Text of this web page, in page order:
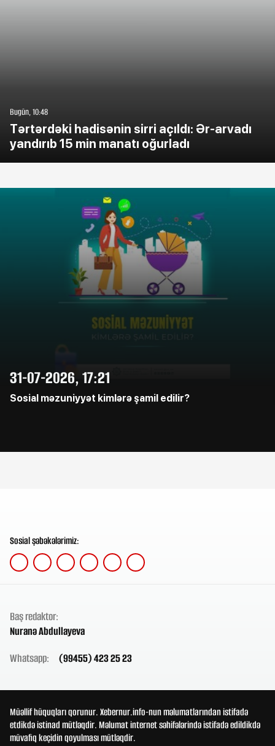
Bugün, 10:48
Tərtərdəki hadisənin sirri açıldı: Ər-arvadı
yandırıb 15 min manatı oğurladı
31-07-2026, 17:21
Sosial məzuniyyət kimlərə şamil edilir?
Sosial şəbəkələrimiz:
Baş redaktor:
Nuranə Abdullayeva
Whatsapp:
(99455) 423 25 23
Müəllif hüquqları qorunur. Xebernur.info-nun məlumatlarından istifadə
etdikdə istinad mütləqdir. Məlumat internet səhifələrində istifadə edildikdə
müvafiq keçidin qoyulması mütləqdir.